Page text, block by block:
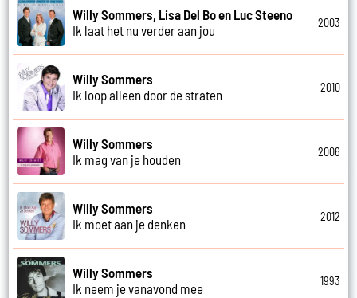
Willy Sommers, Lisa Del Bo en Luc Steeno
Ik laat het nu verder aan jou
2003
Willy Sommers
Ik loop alleen door de straten
2010
Willy Sommers
Ik mag van je houden
2006
Willy Sommers
Ik moet aan je denken
2012
Willy Sommers
Ik neem je vanavond mee
1993